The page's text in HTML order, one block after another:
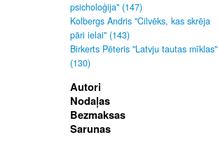
psicholoģija" (147)
Kolbergs Andris "Cilvēks, kas skrēja
pāri ielai" (143)
Birkerts Pēteris "Latvju tautas mīklas"
(130)
Autori
Nodaļas
Bezmaksas
Sarunas